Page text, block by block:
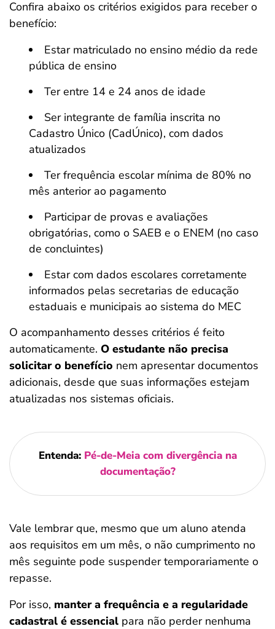
Confira abaixo os critérios exigidos para receber o
benefício:
Estar matriculado no ensino médio da rede
pública de ensino
Ter entre 14 e 24 anos de idade
Ser integrante de família inscrita no
Cadastro Único (CadÚnico), com dados
atualizados
Ter frequência escolar mínima de 80% no
mês anterior ao pagamento
Participar de provas e avaliações
obrigatórias, como o SAEB e o ENEM (no caso
de concluintes)
Estar com dados escolares corretamente
informados pelas secretarias de educação
estaduais e municipais ao sistema do MEC
O acompanhamento desses critérios é feito
automaticamente. O estudante não precisa
solicitar o benefício nem apresentar documentos
adicionais, desde que suas informações estejam
atualizadas nos sistemas oficiais.
Entenda: Pé-de-Meia com divergência na
documentação?
Vale lembrar que, mesmo que um aluno atenda
aos requisitos em um mês, o não cumprimento no
mês seguinte pode suspender temporariamente o
repasse.
Por isso, manter a frequência e a regularidade
cadastral é essencial para não perder nenhuma